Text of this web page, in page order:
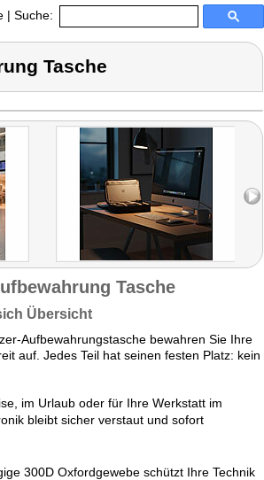
| Suche:
Tasche
Tasche
Übersicht
Aufbewahrungstasche bewahren Sie Ihre
auf. Jedes Teil hat seinen festen Platz: kein
im Urlaub oder für Ihre Werkstatt im
bleibt sicher verstaut und sofort
300D Oxfordgewebe schützt Ihre Technik